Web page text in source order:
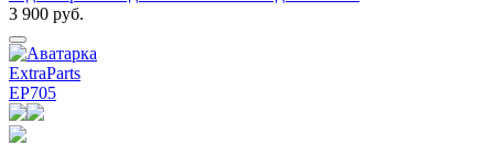
3 900 руб.
ExtraParts
EP705